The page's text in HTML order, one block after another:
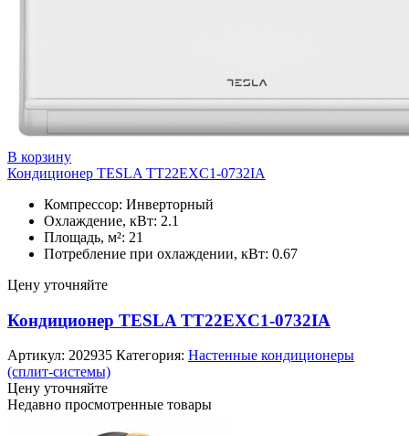
В корзину
Кондиционер TESLA TT22EXC1-0732IA
Компрессор: Инверторный
Охлаждение, кВт: 2.1
Площадь, м²: 21
Потребление при охлаждении, кВт: 0.67
Цену уточняйте
Кондиционер TESLA TT22EXC1-0732IA
Артикул: 202935 Категория: Настенные кондиционеры
(сплит-системы)
Цену уточняйте
Недавно просмотренные товары